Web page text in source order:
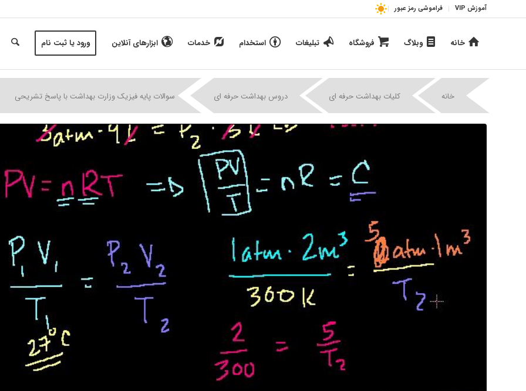
آموزش VIP فراموشی رمز عبور
خانه وبلاگ فروشگاه تبلیغات استخدام خدمات ابزارهای آنلاین ورود یا ثبت نام
خانه کلیات بهداشت حرفه ای | دروس بهداشت حرفه ای سوالات پایه فیزیک وزارت بهداشت با پاسخ تشریحی